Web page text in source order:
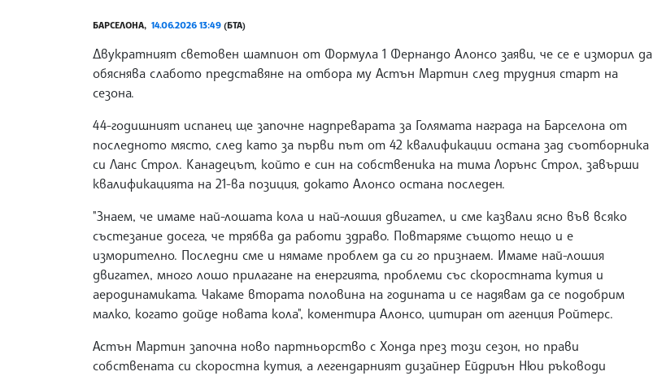
БАРСЕЛОНА, 14.06.2026 13:49 (БТА)
Двукратният световен шампион от Формула 1 Фернандо Алонсо заяви, че се е изморил да
обяснява слабото представяне на отбора му Астън Мартин след трудния старт на
сезона.
44-годишният испанец ще започне надпреварата за Голямата награда на Барселона от
последното място, след като за първи път от 42 квалификации остана зад съотборника
си Ланс Строл. Канадецът, който е син на собственика на тима Лорънс Строл, завърши
квалификацията на 21-ва позиция, докато Алонсо остана последен.
"Знаем, че имаме най-лошата кола и най-лошия двигател, и сме казвали ясно във всяко
състезание досега, че трябва да работи здраво. Повтаряме същото нещо и е
изморително. Последни сме и нямаме проблем да си го признаем. Имаме най-лошия
двигател, много лошо прилагане на енергията, проблеми със скоростната кутия и
аеродинамиката. Чакаме втората половина на годината и се надявам да се подобрим
малко, когато дойде новата кола", коментира Алонсо, цитиран от агенция Ройтерс.
Астън Мартин започна ново партньорство с Хонда през този сезон, но прави
собствената си скоростна кутия, а легендарният дизайнер Ейдриън Нюи ръководи